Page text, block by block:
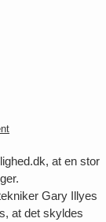
at en stor
Gary Illyes
at det skyldes